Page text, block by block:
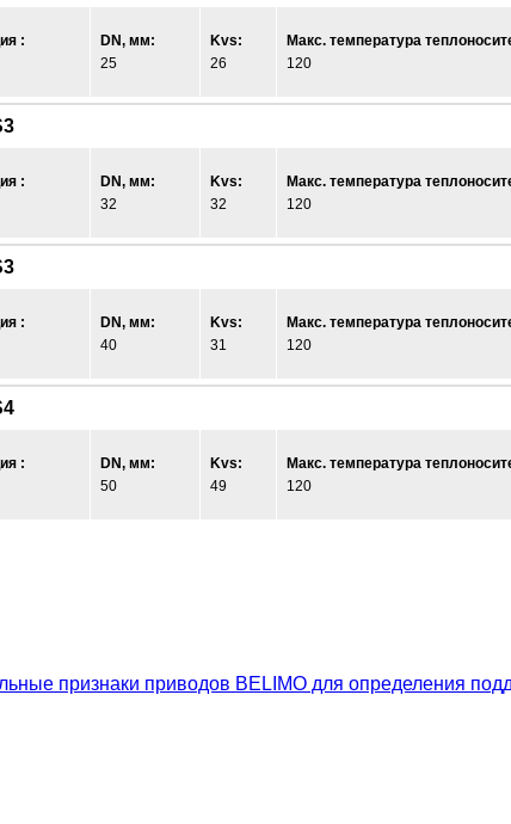
:
DN, мм:
25
Kvs:
26
Макс. температура
120
:
DN, мм:
32
Kvs:
32
Макс. температура
120
:
DN, мм:
40
Kvs:
31
Макс. температура
120
:
DN, мм:
50
Kvs:
49
Макс. температура
120
признаки приводов BELIMO для определения